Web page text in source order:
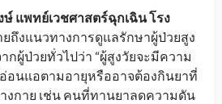
แพทย์เวชศาสตร์ฉุกเฉิน โรง
ถึงแนวทางการดูแลรักษาผู้ป่วยสูง
ผู้ป่วยทั่วไปว่า “ผู้สูงวัยจะมีความ
อนแอตามอายุหรืออาจต้องกินยาที่
งกาย เช่น คนที่ทานยาลดความดัน